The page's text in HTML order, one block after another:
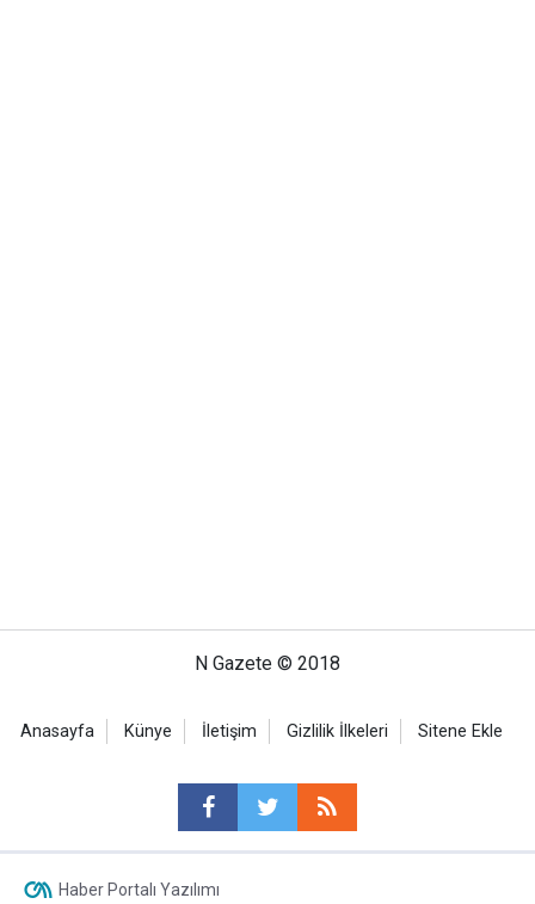
N Gazete © 2018
Anasayfa Künye İletişim Gizlilik İlkeleri Sitene Ekle
Haber Portalı Yazılımı